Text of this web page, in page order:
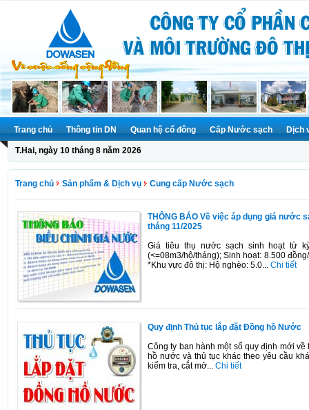
Trang chủ Thông tin DN Quan hệ cổ đông Cấp Nước sạch Dịch
T.Hai, ngày 10 tháng 8 năm 2026
Trang chủ Sản phẩm & Dịch vụ Cung cấp Nước sạch
THÔNG BÁO Về việc áp dụng giá nước
tháng 11/2025
Giá tiêu thụ nước sạch sinh hoạt từ
(<=08m3/hộ/tháng); Sinh hoạt: 8.500
*Khu vực đô thị: Hộ nghèo: 5.0... Chi tiết
Quy định Thủ tục lắp đặt Đồng hồ Nước
Công ty ban hành một số quy định mới
hồ nước và thủ tục khác theo yêu cầu
kiểm tra, cắt mở... Chi tiết